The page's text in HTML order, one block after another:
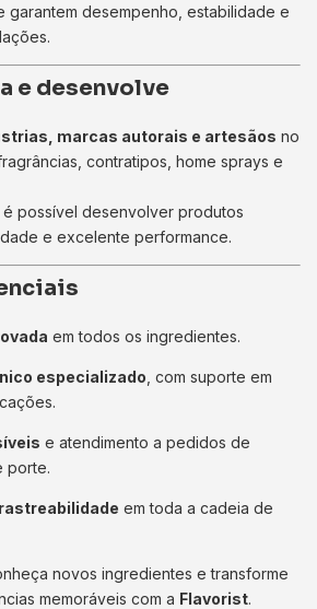
garantem desempenho, estabilidade e
e desenvolve
marcas autorais e artesãos no
contratipos, home sprays e
é possível desenvolver produtos
e excelente performance.
em todos os ingredientes.
especializado , com suporte em
e atendimento a pedidos de
porte.
em toda a cadeia de
novos ingredientes e transforme
memoráveis com a Flavorist.